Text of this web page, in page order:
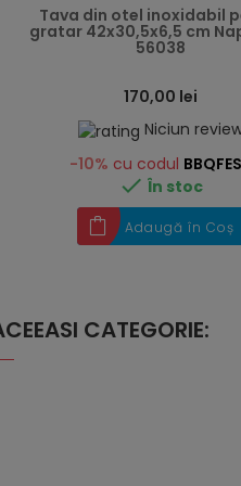
Tava din otel inoxidabil
gratar 42x30,5x6,5 cm
56038
170,00 lei
Niciun
-10% cu codul
 În stoc
Adaugă în Coș
CATEGORIE: